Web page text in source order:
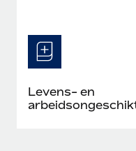
Levens- en